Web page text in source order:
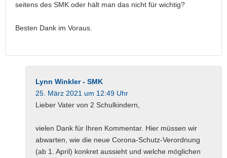
seitens des SMK oder hält man das nicht für wichtig?
Besten Dank im Voraus.
Lynn Winkler - SMK
25. März 2021 um 12:49 Uhr
Lieber Vater von 2 Schulkindern,
vielen Dank für Ihren Kommentar. Hier müssen wir
abwarten, wie die neue Corona-Schutz-Verordnung
(ab 1. April) konkret aussieht und welche möglichen